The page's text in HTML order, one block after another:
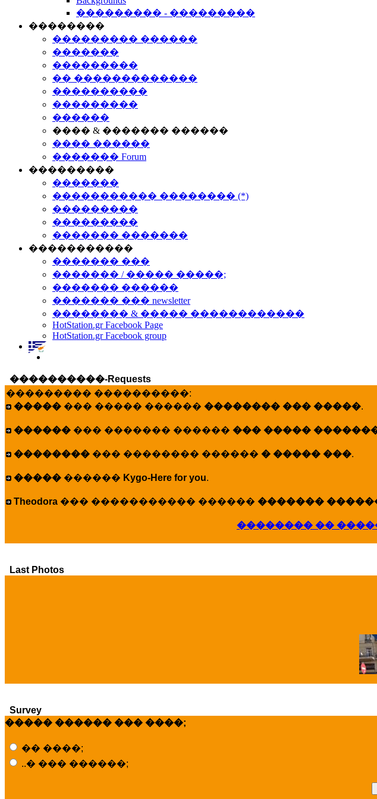
��������� - ���������
��������
��������� ������
�������
���������
�� �������������
����������
���������
������
���� & ������� ������
���� ������
������� Forum
���������
�������
����������� �������� (*)
���������
���������
������� �������
�����������
������� ���
������� / ����� �����;
������� ������
������� ��� newsletter
�������� & ����� ������������
HotStation.gr Facebook Page
HotStation.gr Facebook group
����������-Requests
��������� ����������:
����� ��� ����� ������ �������� ��� �����.
������ ��� ������� ������ ��� �����
�������� ��� �������� ������ � ����� ���.
����� ������ Kygo-Here for you.
Theodora ��� ����������� ������ �������
�������� ��
Last Photos
Survey
����� ������ ��� ����;
�� ����;
..� ��� ������;